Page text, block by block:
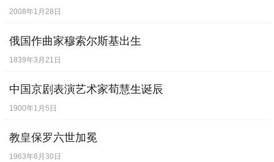
2008年1月28日
俄国作曲家穆索尔斯基出生
1839年3月21日
中国京剧表演艺术家荀慧生诞辰
1900年1月5日
教皇保罗六世加冕
1963年6月30日